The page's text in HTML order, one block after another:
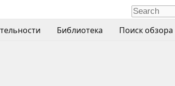
Библиотека Поиск обзора